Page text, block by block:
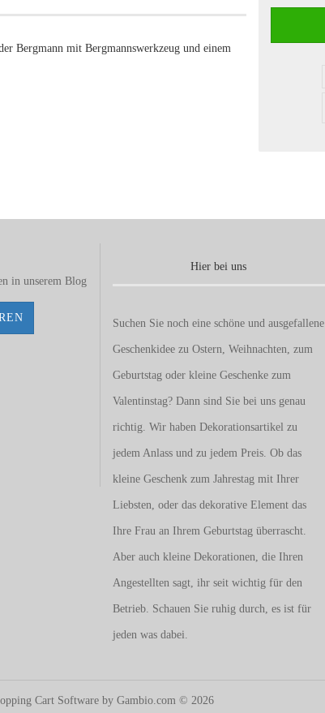
Bergmann mit Bergmannswerkzeug und einem
in unserem Blog
Hier bei uns
Suchen Sie noch eine schöne und ausgefallene
Geschenkidee zu Ostern, Weihnachten, zum
Geburtstag oder kleine Geschenke zum
Valentinstag? Dann sind Sie bei uns genau
richtig. Wir haben Dekorationsartikel zu
jedem Anlass und zu jedem Preis. Ob das
kleine Geschenk zum Jahrestag mit Ihrer
Liebsten, oder das dekorative Element das
Ihre Frau an Ihrem Geburtstag überrascht.
Aber auch kleine Dekorationen, die Ihren
Angestellten sagt, ihr seit wichtig für den
Betrieb. Schauen Sie ruhig durch, es ist für
jeden was dabei.
Cart Softwareby Gambio.com © 2026